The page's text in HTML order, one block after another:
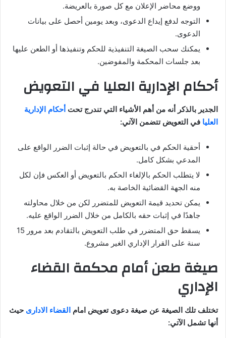
ووضع محاضر الإعلان مع كل صورة بالعريضة.
التوجه لدفع إيداع الدعوى، وبعد يومين أحصل على بيانات
الدعوى.
يمكنك سحب الصيغة التنفيذية للحكم وتنفيذها أو الطعن عليها
بعد جلسات المحكمة والمفوضين.
أحكام الإدارية العليا في التعويض
الجدير بالذكر أنه من أهم الأشياء التي تندرج تحت أحكام الإدارية
العليا في التعويض تتضمن الآتي:
أحقية الحكم في بالتعويض في حالة إثبات الضرر الواقع على
المدعي بشكل كامل.
لا يتطلب الحكم بالإلغاء الحكم بالتعويض أو العكس فإن لكل
منه الجهة القضائية الخاصة به.
يمكن تحديد قيمة التعويض للمتضرر لكن من خلال محاولته
جاهدًا في إثبات حقه بالكامل من خلال الضرر الواقع عليه.
يسقط حق المتضرر في طلب التعويض بالتقادم بعد مرور 15
سنة على القرار الإداري الغير مشروع.
صيغة طعن أمام محكمة القضاء
الإداري
تختلف تلك الصيغة عن صيغة دعوى تعويض امام القضاء الادارى حيث
أنها تشمل الآتي: